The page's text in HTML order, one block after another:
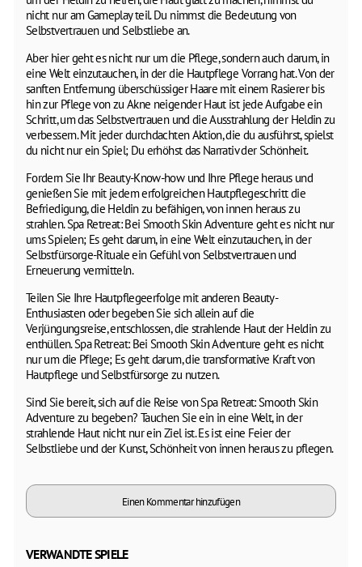
nicht nur am Gameplay teil. Du nimmst die Bedeutung von
Selbstvertrauen und Selbstliebe an.
Aber hier geht es nicht nur um die Pflege, sondern auch darum, in
eine Welt einzutauchen, in der die Hautpflege Vorrang hat. Von der
sanften Entfernung überschüssiger Haare mit einem Rasierer bis
hin zur Pflege von zu Akne neigender Haut ist jede Aufgabe ein
Schritt, um das Selbstvertrauen und die Ausstrahlung der Heldin zu
verbessern. Mit jeder durchdachten Aktion, die du ausführst, spielst
du nicht nur ein Spiel; Du erhöhst das Narrativ der Schönheit.
Fordern Sie Ihr Beauty-Know-how und Ihre Pflege heraus und
genießen Sie mit jedem erfolgreichen Hautpflegeschritt die
Befriedigung, die Heldin zu befähigen, von innen heraus zu
strahlen. Spa Retreat: Bei Smooth Skin Adventure geht es nicht nur
ums Spielen; Es geht darum, in eine Welt einzutauchen, in der
Selbstfürsorge-Rituale ein Gefühl von Selbstvertrauen und
Erneuerung vermitteln.
Teilen Sie Ihre Hautpflegeerfolge mit anderen Beauty-
Enthusiasten oder begeben Sie sich allein auf die
Verjüngungsreise, entschlossen, die strahlende Haut der Heldin zu
enthüllen. Spa Retreat: Bei Smooth Skin Adventure geht es nicht
nur um die Pflege; Es geht darum, die transformative Kraft von
Hautpflege und Selbstfürsorge zu nutzen.
Sind Sie bereit, sich auf die Reise von Spa Retreat: Smooth Skin
Adventure zu begeben? Tauchen Sie ein in eine Welt, in der
strahlende Haut nicht nur ein Ziel ist. Es ist eine Feier der
Selbstliebe und der Kunst, Schönheit von innen heraus zu pflegen.
Einen Kommentar hinzufügen
VERWANDTE SPIELE